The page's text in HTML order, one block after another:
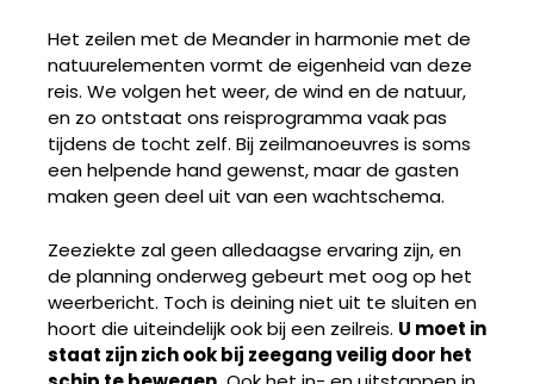
Het zeilen met de Meander in harmonie met de
natuurelementen vormt de eigenheid van deze
reis. We volgen het weer, de wind en de natuur,
en zo ontstaat ons reisprogramma vaak pas
tijdens de tocht zelf. Bij zeilmanoeuvres is soms
een helpende hand gewenst, maar de gasten
maken geen deel uit van een wachtschema.
Zeeziekte zal geen alledaagse ervaring zijn, en
de planning onderweg gebeurt met oog op het
weerbericht. Toch is deining niet uit te sluiten en
hoort die uiteindelijk ook bij een zeilreis. U moet in
staat zijn zich ook bij zeegang veilig door het